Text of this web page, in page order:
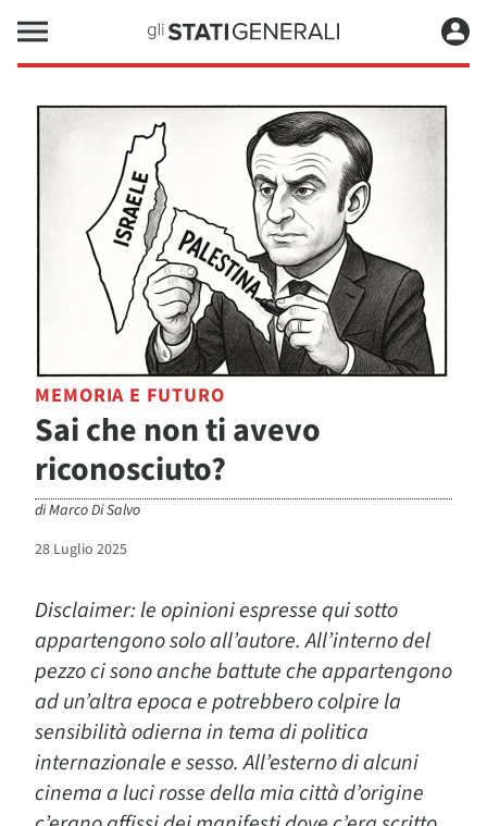
MEMORIA E FUTURO
Sai che non ti avevo
riconosciuto?
diMarco Di Salvo
28 Luglio 2025
Disclaimer: le opinioni espresse qui sotto
appartengono solo all’autore. All’interno del
pezzo ci sono anche battute che appartengono
ad un’altra epoca e potrebbero colpire la
sensibilità odierna in tema di politica
internazionale e sesso. All’esterno di alcuni
cinema a luci rosse della mia città d’origine